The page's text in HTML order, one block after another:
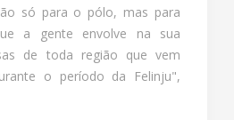
só para o pólo, mas para
a gente envolve na sua
de toda região que vem
o período da Felinju",